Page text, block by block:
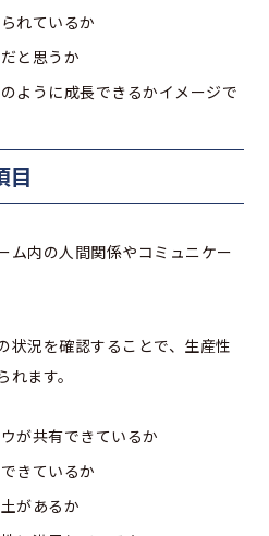
れているか
と思うか
ように成長できるかイメージで
目
ム内の人間関係やコミュニケー
状況を確認することで、生産性
ます。
が共有できているか
きているか
があるか